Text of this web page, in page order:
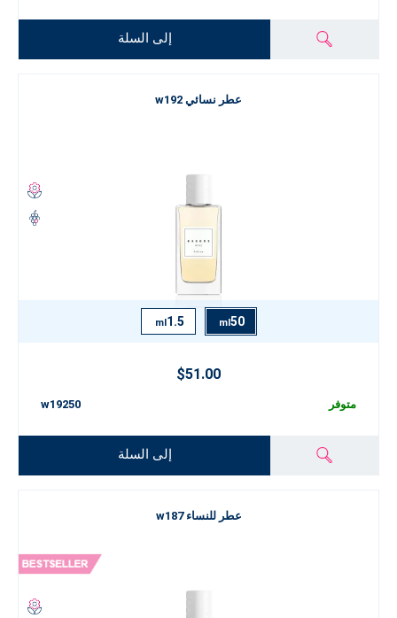
إلى السلة
عطر نسائي w192
50
ml
1.5
ml
$51.00
w19250 متوفر
إلى السلة
عطر للنساء w187